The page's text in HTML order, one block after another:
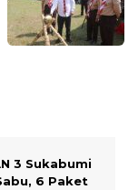
3 Sukabumi
6 Paket